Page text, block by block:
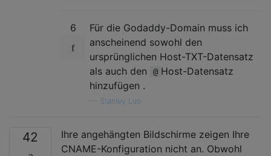
6
Für die Godaddy-Domain muss ich
anscheinend sowohl den
ursprünglichen Host-TXT-Datensatz
als auch den
@ Host-Datensatz
hinzufügen .
Stanley Luo
42
Ihre angehängten Bildschirme zeigen Ihre
CNAME-Konfiguration nicht an. Obwohl